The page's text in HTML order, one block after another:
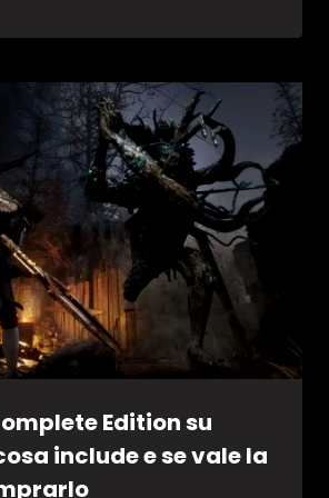
Edition su
include e se vale la